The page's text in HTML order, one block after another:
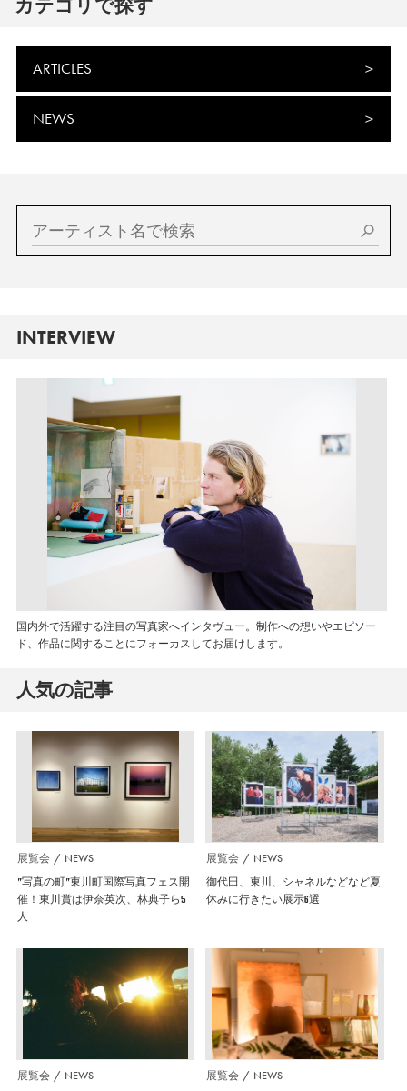
カテゴリで探す
ARTICLES
NEWS
INTERVIEW
国内外で活躍する注目の写真家へインタヴュー。制作への想いやエピソー
ド、作品に関することにフォーカスしてお届けします。
人気の記事
展覧会 NEWS
”写真の町”東川町国際写真フェス開
催！東川賞は伊奈英次、林典子ら5
人
展覧会 NEWS
御代田、東川、シャネルなどなど夏
休みに行きたい展示6選
展覧会 NEWS 展覧会 NEWS